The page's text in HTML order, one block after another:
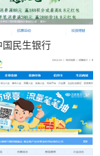
国民生银行